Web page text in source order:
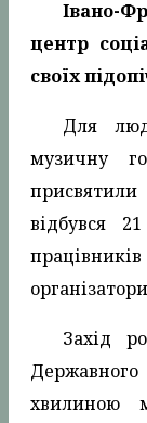
Івано-
центр
своїх
Для
музичну
відбувся
Захід
хвилиною